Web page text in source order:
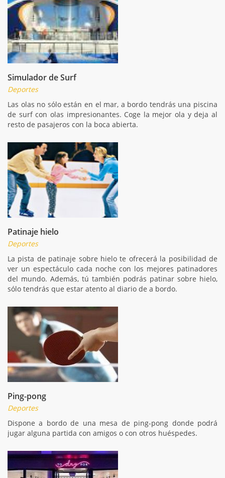
Simulador de Surf
Deportes
Las olas no sólo están en el mar, a bordo tendrás una piscina
de surf con olas impresionantes. Coge la mejor ola y deja al
resto de pasajeros con la boca abierta.
Patinaje hielo
Deportes
La pista de patinaje sobre hielo te ofrecerá la posibilidad de
ver un espectáculo cada noche con los mejores patinadores
del mundo. Además, tú también podrás patinar sobre hielo,
sólo tendrás que estar atento al diario de a bordo.
Ping-pong
Deportes
Dispone a bordo de una mesa de ping-pong donde podrá
jugar alguna partida con amigos o con otros huéspedes.